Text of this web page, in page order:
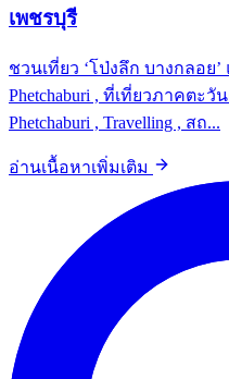
เพชรบุรี
ชวนเที่ยว ‘โป่งลึก บางกลอย
Phetchaburi , ที่เที่ยวภาคตะ
Phetchaburi , Travelling , สถ...
อ่านเนื้อหาเพิ่มเติม